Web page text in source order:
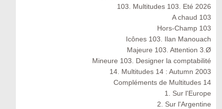
103. Multitudes 103. Eté 2026
A chaud 103
Hors-Champ 103
Icônes 103. Ilan Manouach
Majeure 103. Attention 3.Ø
Mineure 103. Designer la comptabilité
14. Multitudes 14 : Autumn 2003
Compléments de Multitudes 14
1. Sur l'Europe
2. Sur l'Argentine